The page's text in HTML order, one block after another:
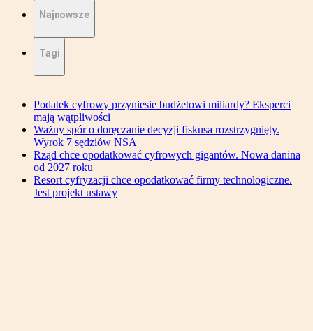
Najnowsze
Tagi
Podatek cyfrowy przyniesie budżetowi miliardy? Eksperci
mają wątpliwości
Ważny spór o doręczanie decyzji fiskusa rozstrzygnięty.
Wyrok 7 sędziów NSA
Rząd chce opodatkować cyfrowych gigantów. Nowa danina
od 2027 roku
Resort cyfryzacji chce opodatkować firmy technologiczne.
Jest projekt ustawy